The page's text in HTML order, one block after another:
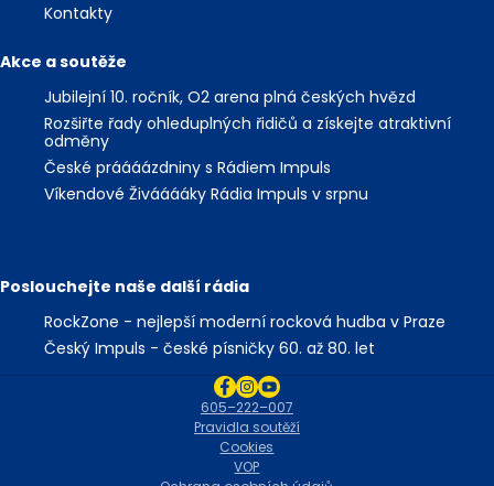
Kontakty
Akce a soutěže
Jubilejní 10. ročník, O2 arena plná českých hvězd
Rozšiřte řady ohleduplných řidičů a získejte atraktivní
odměny
České práááázdniny s Rádiem Impuls
Víkendové Živááááky Rádia Impuls v srpnu
Poslouchejte naše další rádia
RockZone - nejlepší moderní rocková hudba v Praze
Český Impuls - české písničky 60. až 80. let
VOP
Cookies
Pravidla soutěží
605–222–007